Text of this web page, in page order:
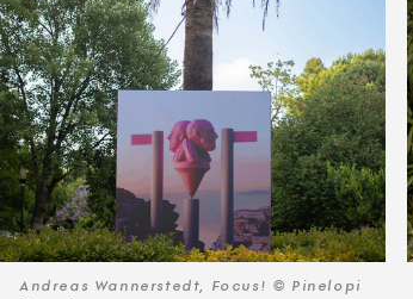
Andreas Wannerstedt, Focus! © Pinelopi